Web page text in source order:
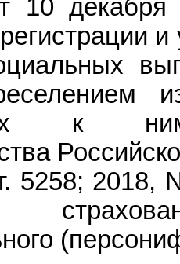
10
к
5258; 2018,